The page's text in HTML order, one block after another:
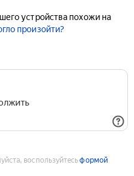
устройства похожи на
произойти?
воспользуйтесьформой